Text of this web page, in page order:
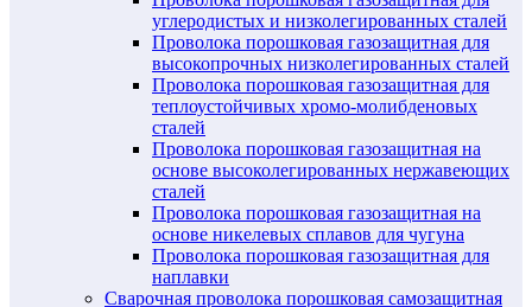
углеродистых и низколегированных сталей
Проволока порошковая газозащитная для
высокопрочных низколегированных сталей
Проволока порошковая газозащитная для
теплоустойчивых хромо-молибденовых
сталей
Проволока порошковая газозащитная на
основе высоколегированных нержавеющих
сталей
Проволока порошковая газозащитная на
основе никелевых сплавов для чугуна
Проволока порошковая газозащитная для
наплавки
Сварочная проволока порошковая самозащитная